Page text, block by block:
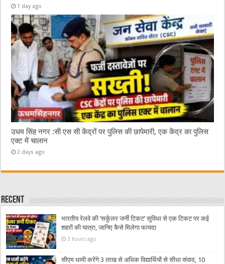
1 day ago
उधम सिंह नगर :सी एस सी केंद्रों पर पुलिस की छापेमारी, एक केंद्र का पुलिस
एक्ट में चालान
2 days ago
Recent
भारतीय रेलवे की ‘सर्कुलर जर्नी टिकट’ सुविधा से एक टिकट पर कई
शहरों की यात्रा, जानिए कैसे मिलेगा फायदा
3 hours ago
सीएम धामी करेंगे 3 लाख से अधिक विद्यार्थियों से सीधा संवाद, 10